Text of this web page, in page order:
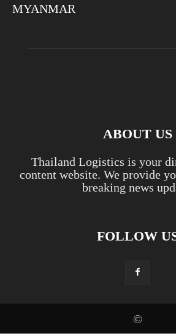
MYANMAR
ABOUT US
Thailand Logistics is your
content website. We provide
breaking news
FOLLOW
©